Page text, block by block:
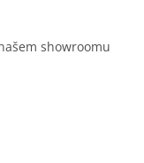
showroomu